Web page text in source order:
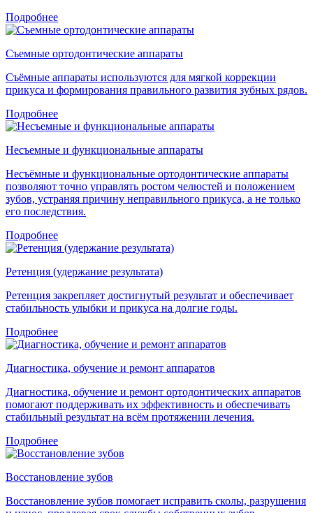
Подробнее
Съемные ортодонтические аппараты
Съёмные аппараты используются для мягкой коррекции
прикуса и формирования правильного развития зубных рядов.
Подробнее
Несъемные и функциональные аппараты
Несъёмные и функциональные ортодонтические аппараты
позволяют точно управлять ростом челюстей и положением
зубов, устраняя причину неправильного прикуса, а не только
его последствия.
Подробнее
Ретенция (удержание результата)
Ретенция закрепляет достигнутый результат и обеспечивает
стабильность улыбки и прикуса на долгие годы.
Подробнее
Диагностика, обучение и ремонт аппаратов
Диагностика, обучение и ремонт ортодонтических аппаратов
помогают поддерживать их эффективность и обеспечивать
стабильный результат на всём протяжении лечения.
Подробнее
Восстановление зубов
Восстановление зубов помогает исправить сколы, разрушения